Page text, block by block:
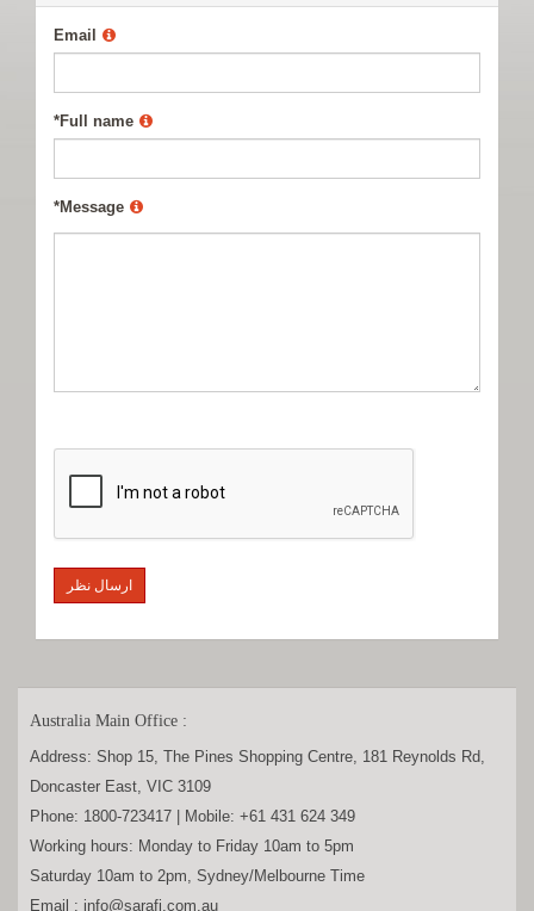
Email
*Full name
*Message
Australia Main Office :
Address: Shop 15, The Pines Shopping Centre, 181 Reynolds Rd,
Doncaster East, VIC 3109
Phone: 1800-723417 | Mobile: +61 431 624 349
Working hours: Monday to Friday 10am to 5pm
Saturday 10am to 2pm, Sydney/Melbourne Time
Email : info@sarafi.com.au